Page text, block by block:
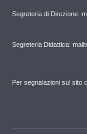
Segreteria di Direzione:
Segreteria Didattica:
Per segnalazioni sul sito